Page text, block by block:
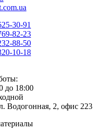
30-91
82-23
88-50
10-18
до 18:00
Водогонная, 2, офис 223